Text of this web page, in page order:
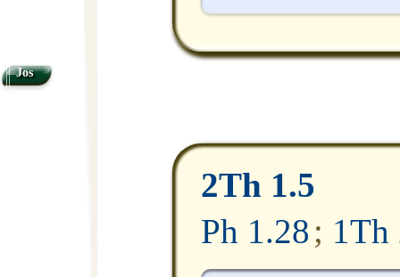
2Th 1.5
Ph 1.28; 1Th
Jos